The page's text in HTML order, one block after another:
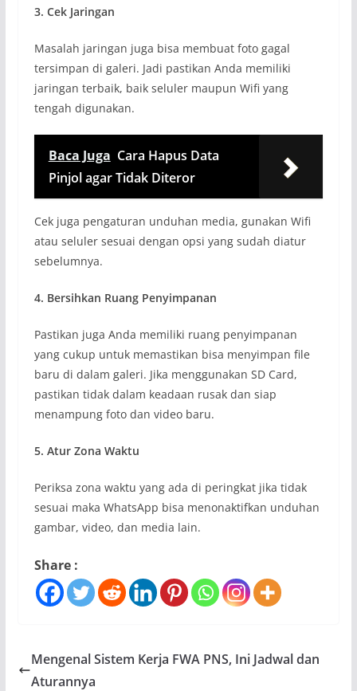
3. Cek Jaringan
Masalah jaringan juga bisa membuat foto gagal
tersimpan di galeri. Jadi pastikan Anda memiliki
jaringan terbaik, baik seluler maupun Wifi yang
tengah digunakan.
Baca Juga Cara Hapus Data
Pinjol agar Tidak Diteror
Cek juga pengaturan unduhan media, gunakan Wifi
atau seluler sesuai dengan opsi yang sudah diatur
sebelumnya.
4. Bersihkan Ruang Penyimpanan
Pastikan juga Anda memiliki ruang penyimpanan
yang cukup untuk memastikan bisa menyimpan file
baru di dalam galeri. Jika menggunakan SD Card,
pastikan tidak dalam keadaan rusak dan siap
menampung foto dan video baru.
5. Atur Zona Waktu
Periksa zona waktu yang ada di peringkat jika tidak
sesuai maka WhatsApp bisa menonaktifkan unduhan
gambar, video, dan media lain.
Share :
Mengenal Sistem Kerja FWA PNS, Ini Jadwal dan
Aturannya